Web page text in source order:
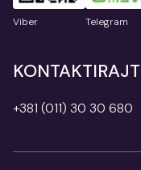
Viber Telegram
+381 (011) 30 30 680